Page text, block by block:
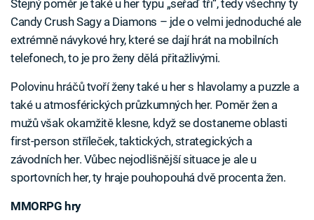
Stejný poměr je také u her typu „seřaď tři“, tedy všechny ty
Candy Crush Sagy a Diamons – jde o velmi jednoduché ale
extrémně návykové hry, které se dají hrát na mobilních
telefonech, to je pro ženy dělá přitažlivými.
Polovinu hráčů tvoří ženy také u her s hlavolamy a puzzle a
také u atmosférických průzkumných her. Poměr žen a
mužů však okamžitě klesne, když se dostaneme oblasti
first-person stříleček, taktických, strategických a
závodních her. Vůbec nejodlišnější situace je ale u
sportovních her, ty hraje pouhopouhá dvě procenta žen.
MMORPG hry